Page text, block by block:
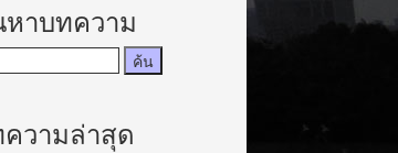
าบทความ
วามล่าสุด